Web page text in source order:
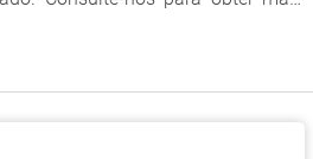
a solicitação de capacetes de